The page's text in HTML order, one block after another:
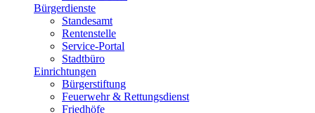
Bürgerdienste
Standesamt
Rentenstelle
Service-Portal
Stadtbüro
Einrichtungen
Bürgerstiftung
Feuerwehr & Rettungsdienst
Friedhöfe